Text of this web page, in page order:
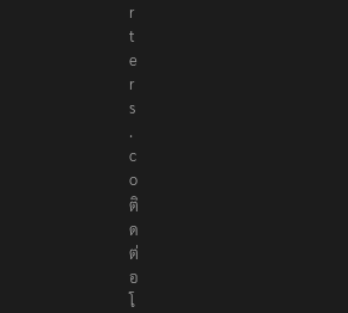
r
t
e
r
s
.
c
o
ติ
ด
ต่
อ
โ